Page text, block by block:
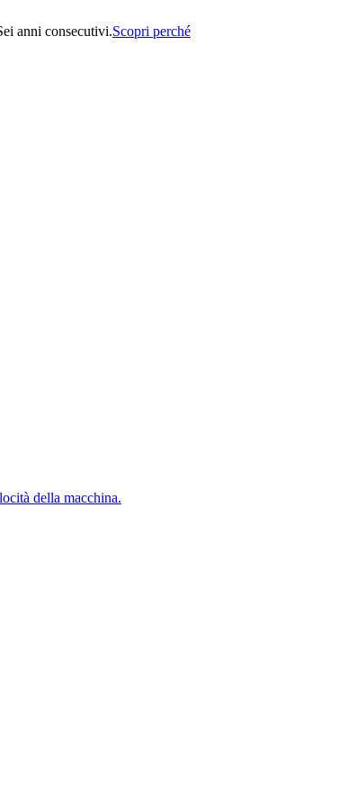
anni consecutivi.Scopri perché
della macchina.